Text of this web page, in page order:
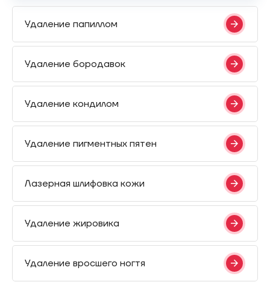
Удаление папиллом
Удаление бородавок
Удаление кондилом
Удаление пигментных пятен
Лазерная шлифовка кожи
Удаление жировика
Удаление вросшего ногтя